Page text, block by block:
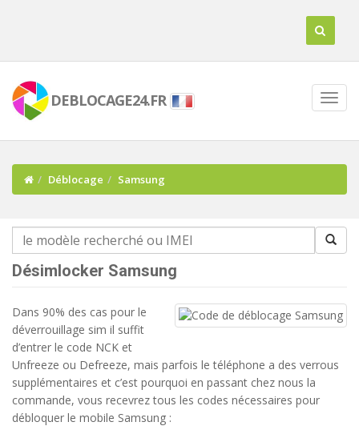
DEBLOCAGE24.FR
Déblocage Samsung
Désimlocker Samsung
Dans 90% des cas pour le
déverrouillage sim il suffit
d’entrer le code NCK et
Unfreeze ou Defreeze, mais parfois le téléphone a des verrous
supplémentaires et c’est pourquoi en passant chez nous la
commande, vous recevrez tous les codes nécessaires pour
débloquer le mobile Samsung :